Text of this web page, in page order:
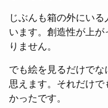
じぶんも箱の外にい
います。創造性が上
りません。
でも絵を見るだけで
思えます。それだけ
かったです。